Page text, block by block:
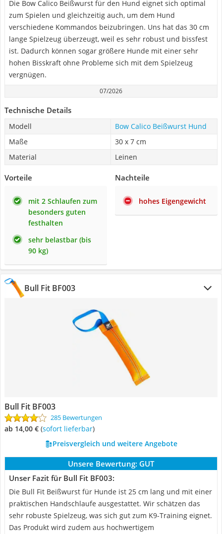
Die Bow Calico Beißwurst für den Hund eignet sich optimal
zum Spielen und gleichzeitig auch, um dem Hund
verschiedene Kommandos beizubringen. Uns hat das 30 cm
lange Spielzeug überzeugt, weil es sehr robust und bissfest
ist. Dadurch können sogar größere Hunde mit einer sehr
hohen Bisskraft ohne Probleme sich mit dem Spielzeug
vergnügen.
07/2026
Technische Details
Modell
Bow Calico Beißwurst Hund
Maße
30 x 7 cm
Material
Leinen
Vorteile
mit 2 Schlaufen zum
besonders guten
festhalten
sehr belastbar (bis
90 kg)
Nachteile
hohes Eigengewicht
Bull Fit BF003
Bull Fit BF003
285 Bewertungen
ab 14,00 € ( Sofort lieferbar)
Preisvergleich und weitere Angebote
Unsere Bewertung: GUT
Unser Fazit für Bull Fit BF003:
Die Bull Fit Beißwurst für Hunde ist 25 cm lang und mit einer
praktischen Handschlaufe ausgestattet. Wir schätzen das
sehr robuste Spielzeug, was sich gut zum K9-Training eignet.
Das Produkt wird zudem aus hochwertigem